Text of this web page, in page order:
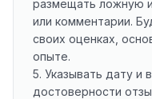
размещать ложную
или комментарии.
своих оценках,
опыте.
5. Указывать дату и
достоверности